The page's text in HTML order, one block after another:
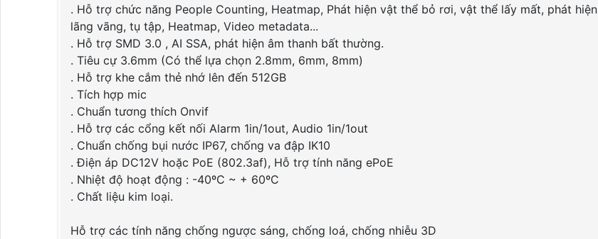
. Hỗ trợ chức năng People Counting, Heatmap, Phát hiện vật thể bỏ rơi, vật thể lấy mất, phát hiện
lãng vãng, tụ tập, Heatmap, Video metadata...
. Hỗ trợ SMD 3.0 , AI SSA, phát hiện âm thanh bất thường.
. Tiêu cự 3.6mm (Có thể lựa chọn 2.8mm, 6mm, 8mm)
. Hỗ trợ khe cắm thẻ nhớ lên đến 512GB
. Tích hợp mic
. Chuẩn tương thích Onvif
. Hỗ trợ các cổng kết nối Alarm 1in/1out, Audio 1in/1out
. Chuẩn chống bụi nước IP67, chống va đập IK10
. Điện áp DC12V hoặc PoE (802.3af), Hỗ trợ tính năng ePoE
. Nhiệt độ hoạt động : -40ºC ~ + 60ºC
. Chất liệu kim loại.
Hỗ trợ các tính năng chống ngược sáng, chống loá, chống nhiễu 3D